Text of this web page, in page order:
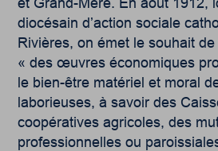
diocésain d’action sociale
Rivières, on émet le souhait de
« des œuvres économiques
le bien-être matériel et moral
laborieuses, à savoir des
coopératives agricoles, des
professionnelles ou